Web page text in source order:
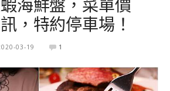
，特約停車場！
03-19 1